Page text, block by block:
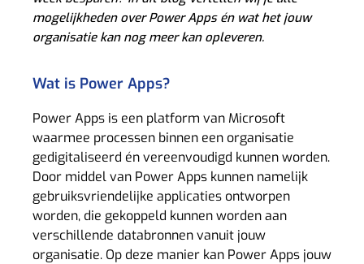
mogelijkheden over Power Apps én wat het jouw
organisatie kan nog meer kan opleveren.
Wat is Power Apps?
Power Apps is een platform van Microsoft
waarmee processen binnen een organisatie
gedigitaliseerd én vereenvoudigd kunnen worden.
Door middel van Power Apps kunnen namelijk
gebruiksvriendelijke applicaties ontworpen
worden, die gekoppeld kunnen worden aan
verschillende databronnen vanuit jouw
organisatie. Op deze manier kan Power Apps jouw